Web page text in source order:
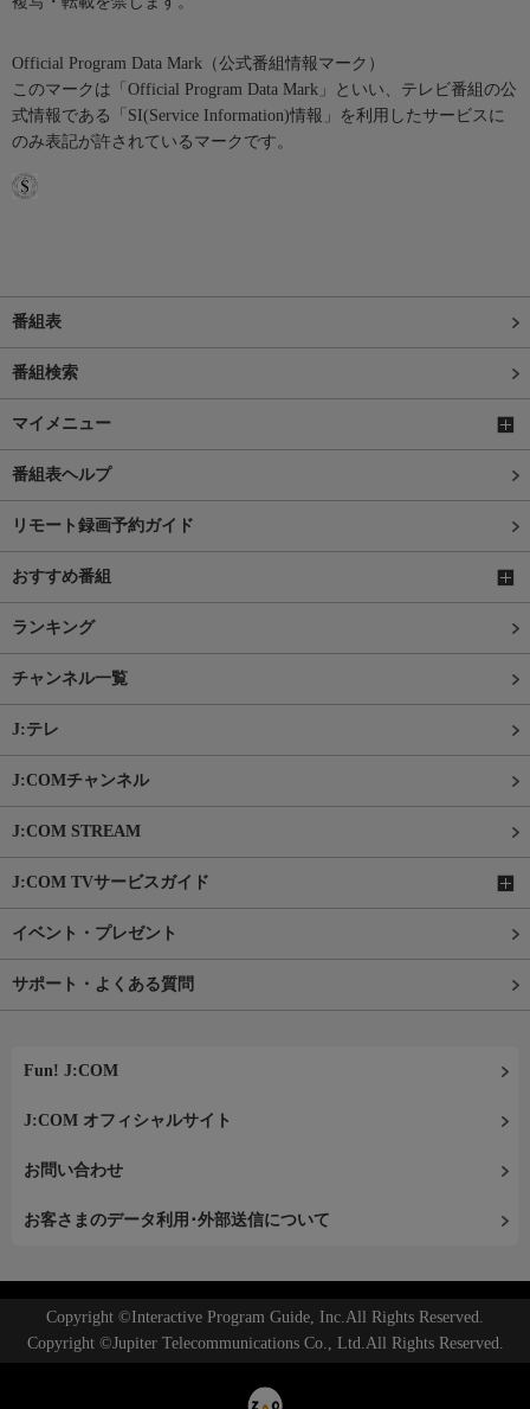
Official Program Data Mark（公式番組情報マーク）
このマークは「Official Program Data Mark」といい、テレビ番組の公
式情報である「SI(Service Information)情報」を利用したサービスに
のみ表記が許されているマークです。
番組表
番組検索
マイメニュー
番組表ヘルプ
リモート録画予約ガイド
おすすめ番組
ランキング
チャンネル一覧
J:テレ
J:COMチャンネル
J:COM STREAM
J:COM TVサービスガイド
イベント・プレゼント
サポート・よくある質問
Fun! J:COM
J:COM オフィシャルサイト
お問い合わせ
お客さまのデータ利用･外部送信について
Copyright ©Interactive Program Guide, Inc.All Rights Reserved.
Copyright ©Jupiter Telecommunications Co., Ltd.All Rights Reserved.